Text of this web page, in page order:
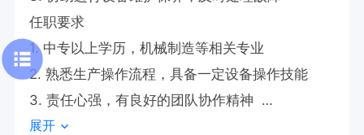
任职要求
1. 中专以上学历，机械制造等相关专业
2. 熟悉生产操作流程，具备一定设备操作技能
3. 责任心强，有良好的团队协作精神
4. 有生产制造行业工作经验者优先
展开